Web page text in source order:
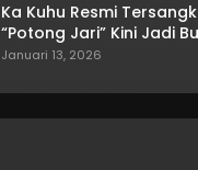
Ka Kuhu Resmi
“Potong Jari” Kini Jadi
Januari 13, 2026